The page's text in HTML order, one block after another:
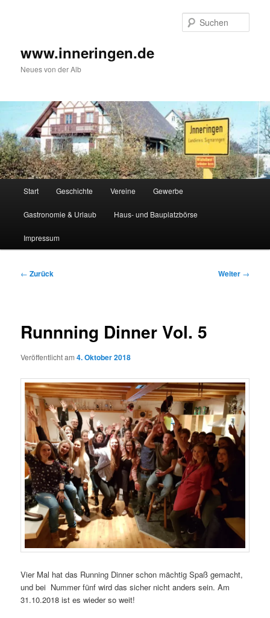
www.inneringen.de
Neues von der Alb
Start Geschichte Vereine Gewerbe
Gastronomie & Urlaub Haus- und Bauplatzbörse
Impressum
Beitragsnavigation
← Zurück Weiter →
Runnning Dinner Vol. 5
Veröffentlicht am4. Oktober 2018
Vier Mal hat das Running Dinner schon mächtig Spaß gemacht,
und bei Nummer fünf wird das sicher nicht anders sein. Am
31.10.2018 ist es wieder so weit!